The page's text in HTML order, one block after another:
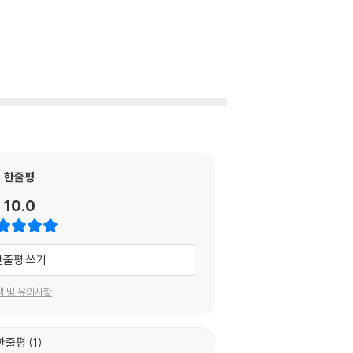
한줄평
10.0
줄평 쓰기
및 유의사항
줄평 1